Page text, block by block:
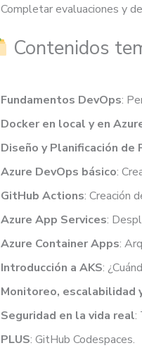
Completar evaluaciones y
Contenidos
Fundamentos DevOps:
Docker en local y en
Diseño y Planificación de
Azure DevOps básico:
GitHub Actions: Creación
Azure App Services:
Azure Container Apps:
Introducción a AKS:
Monitoreo, escalabilidad
Seguridad en la vida real:
PLUS: GitHub Codespaces.